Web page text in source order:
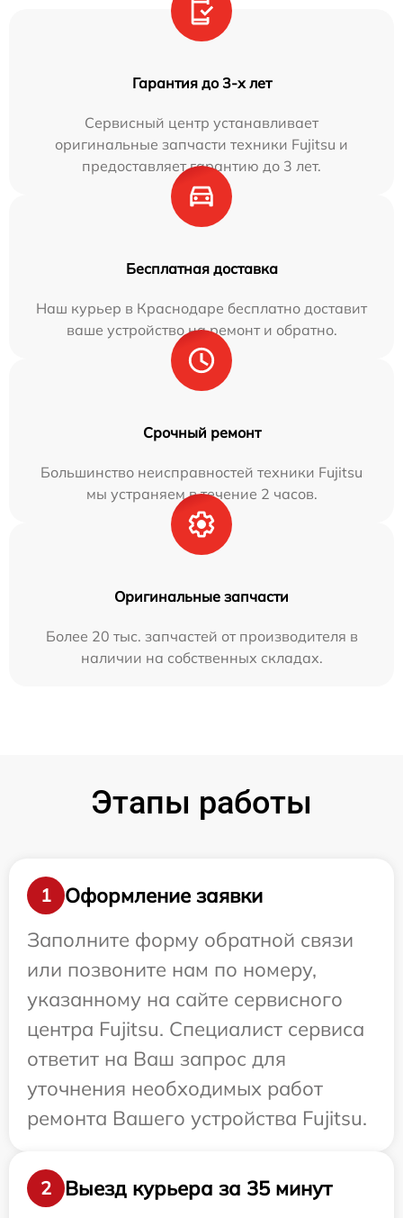
Гарантия до 3-х лет
Сервисный центр устанавливает
оригинальные запчасти техники Fujitsu и
предоставляет гарантию до 3 лет.
Бесплатная доставка
Наш курьер в Краснодаре бесплатно доставит
ваше устройство на ремонт и обратно.
Срочный ремонт
Большинство неисправностей техники Fujitsu
мы устраняем в течение 2 часов.
Оригинальные запчасти
Более 20 тыс. запчастей от производителя в
наличии на собственных складах.
Этапы работы
1
Оформление заявки
Заполните форму обратной связи
или позвоните нам по номеру,
указанному на сайте сервисного
центра Fujitsu. Специалист сервиса
ответит на Ваш запрос для
уточнения необходимых работ
ремонта Вашего устройства Fujitsu.
2 Выезд курьера за 35 минут